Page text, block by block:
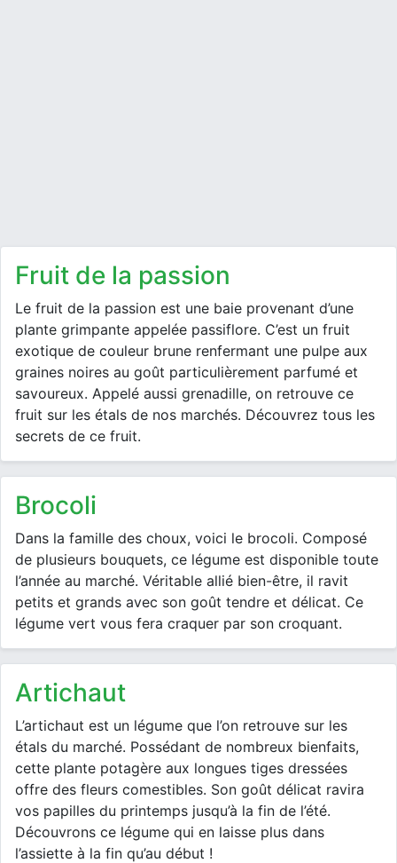
fruit de la passion
Le fruit de la passion est une baie provenant d’une
plante grimpante appelée passiflore. C’est un fruit
exotique de couleur brune renfermant une pulpe aux
graines noires au goût particulièrement parfumé et
savoureux. Appelé aussi grenadille, on retrouve ce
fruit sur les étals de nos marchés. Découvrez tous les
secrets de ce fruit.
brocoli
Dans la famille des choux, voici le brocoli. Composé
de plusieurs bouquets, ce légume est disponible toute
l’année au marché. Véritable allié bien-être, il ravit
petits et grands avec son goût tendre et délicat. Ce
légume vert vous fera craquer par son croquant.
artichaut
L’artichaut est un légume que l’on retrouve sur les
étals du marché. Possédant de nombreux bienfaits,
cette plante potagère aux longues tiges dressées
offre des fleurs comestibles. Son goût délicat ravira
vos papilles du printemps jusqu’à la fin de l’été.
Découvrons ce légume qui en laisse plus dans
l’assiette à la fin qu’au début !